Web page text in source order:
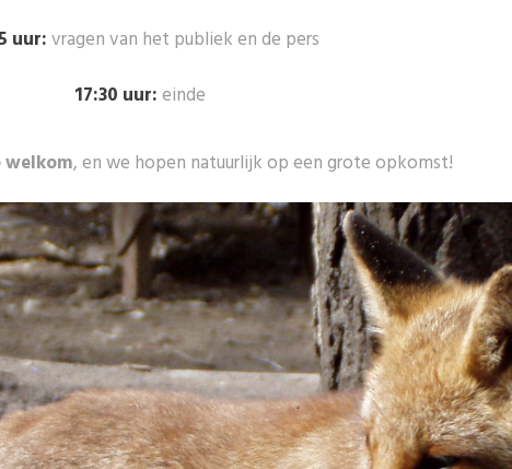
uur:vragen van het publiek en de pers
17:30 uur:einde
, en we hopen natuurlijk op een grote opkomst!